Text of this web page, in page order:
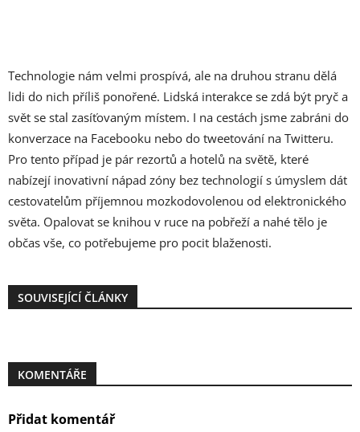
Technologie nám velmi prospívá, ale na druhou stranu dělá
lidi do nich příliš ponořené. Lidská interakce se zdá být pryč a
svět se stal zasíťovaným místem. I na cestách jsme zabráni do
konverzace na Facebooku nebo do tweetování na Twitteru.
Pro tento případ je pár rezortů a hotelů na světě, které
nabízejí inovativní nápad zóny bez technologií s úmyslem dát
cestovatelům příjemnou mozkodovolenou od elektronického
světa. Opalovat se knihou v ruce na pobřeží a nahé tělo je
občas vše, co potřebujeme pro pocit blaženosti.
SOUVISEJÍCÍ ČLÁNKY
KOMENTÁŘE
Přidat komentář